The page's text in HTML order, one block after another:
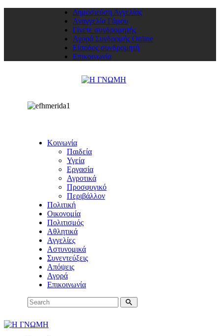
Δημοσιεύση Αγγελίας
Αναγγελία Γάμου
Γίνετε συνδρομητής
Αγορά Συνδρομής Online
Είσοδος συνδρομητή
Επικοινωνία
Κοινωνία
Παιδεία
Υγεία
Εργασία
Αγροτικά
Προσφυγικό
Περιβάλλον
Πολιτική
Οικονομία
Πολιτισμός
Αθλητικά
Αγγελίες
Αστυνομικά
Συνεντεύξεις
Απόψεις
Αγορά
Επικοινωνία